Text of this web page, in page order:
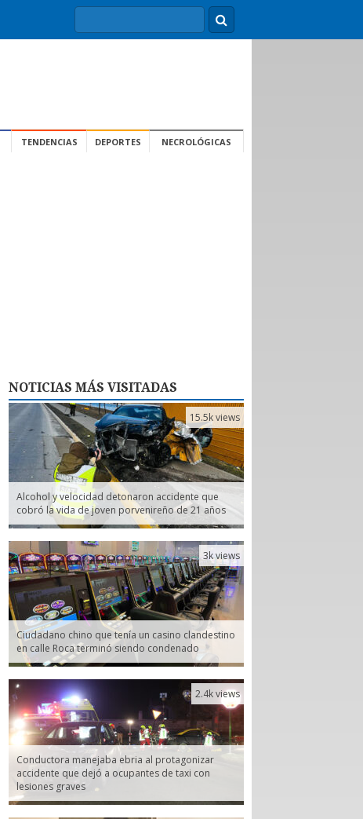
TENDENCIAS DEPORTES NECROLÓGICAS
NOTICIAS MÁS VISITADAS
Alcohol y velocidad detonaron accidente que
cobró la vida de joven porvenireño de 21 años
15.5k views
Ciudadano chino que tenía un casino clandestino
en calle Roca terminó siendo condenado
3k views
Conductora manejaba ebria al protagonizar
accidente que dejó a ocupantes de taxi con
lesiones graves
2.4k views